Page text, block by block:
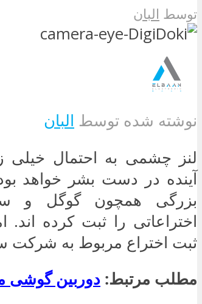
توسط البان
نوشته شده توسط البان
لنز چشمی به احتمال خیلی
آینده در دست بشر خواهد
بزرگی همچون گوگل و
اختراعاتی را ثبت کرده اند.
ثبت اختراع مربوط به شرکت
مطلب مرتبط: دوربین گوشی